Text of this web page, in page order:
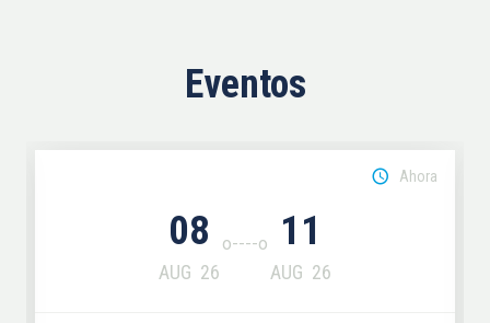
Eventos
08
AUG 26
11
AUG 26
Ahora